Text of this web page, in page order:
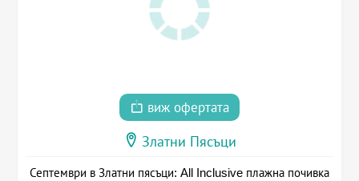
виж офертата
Златни Пясъци
Септември в Златни пясъци: All Inclusive плажна почивка